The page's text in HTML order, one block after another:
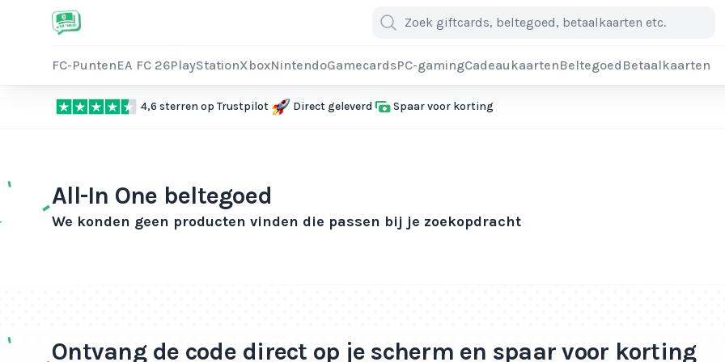
FC-PuntenEA FC 26PlayStationXboxNintendoGamecardsPC-gamingCadeaukaartenBeltegoed Betaalkaarten
4,6 sterren op Trustpilot Direct geleverd Spaar voor korting
All-In One beltegoed
We konden geen producten vinden die passen bij je zoekopdracht
Ontvang de code direct op je scherm en spaar voor korting